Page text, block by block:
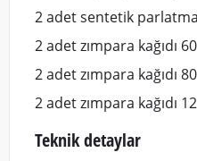
2 adet sentetik
2 adet zımpara kağıdı
2 adet zımpara kağıdı
2 adet zımpara kağıdı
Teknik detaylar